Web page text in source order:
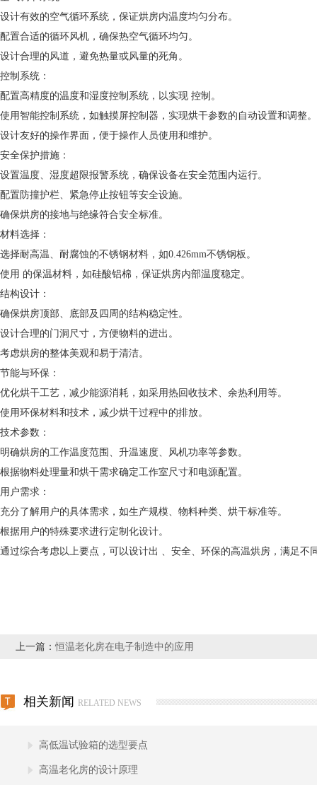
设计有效的空气循环系统，保证烘房内温度均匀分布。
配置合适的循环风机，确保热空气循环均匀。
设计合理的风道，避免热量或风量的死角。
控制系统：
配置高精度的温度和湿度控制系统，以实现 控制。
使用智能控制系统，如触摸屏控制器，实现烘干参数的自动设置和调整。
设计友好的操作界面，便于操作人员使用和维护。
安全保护措施：
设置温度、湿度超限报警系统，确保设备在安全范围内运行。
配置防撞护栏、紧急停止按钮等安全设施。
确保烘房的接地与绝缘符合安全标准。
材料选择：
选择耐高温、耐腐蚀的不锈钢材料，如0.426mm不锈钢板。
使用 的保温材料，如硅酸铝棉，保证烘房内部温度稳定。
结构设计：
确保烘房顶部、底部及四周的结构稳定性。
设计合理的门洞尺寸，方便物料的进出。
考虑烘房的整体美观和易于清洁。
节能与环保：
优化烘干工艺，减少能源消耗，如采用热回收技术、余热利用等。
使用环保材料和技术，减少烘干过程中的排放。
技术参数：
明确烘房的工作温度范围、升温速度、风机功率等参数。
根据物料处理量和烘干需求确定工作室尺寸和电源配置。
用户需求：
充分了解用户的具体需求，如生产规模、物料种类、烘干标准等。
根据用户的特殊要求进行定制化设计。
通过综合考虑以上要点，可以设计出 、安全、环保的高温烘房，满足不
上一篇：恒温老化房在电子制造中的应用
相关新闻 RELATED NEWS
高低温试验箱的选型要点
高温老化房的设计原理